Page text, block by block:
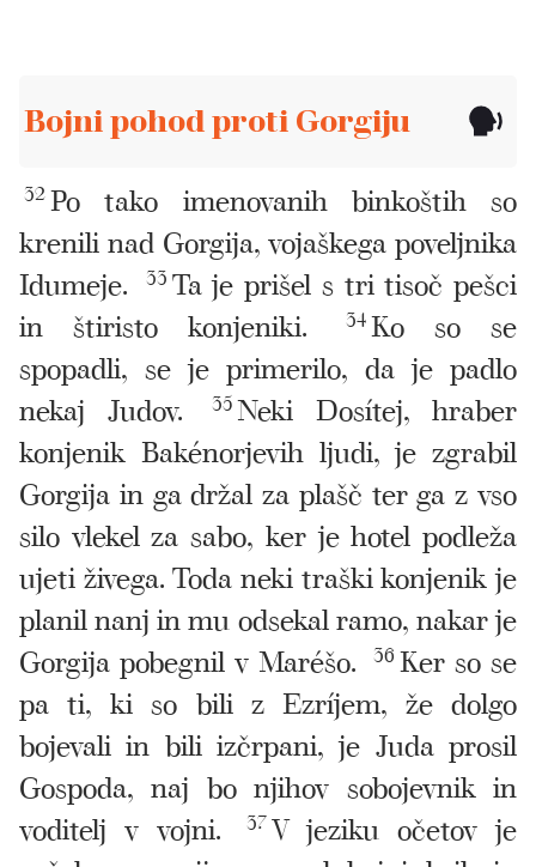
Bojni pohod proti Gorgiju
32Po tako imenovanih binkoštih so
krenili nad Gorgija, vojaškega poveljnika
Idumeje.
33 Ta je prišel s tri tisoč pešci
in štiristo konjeniki.
34Ko so se
spopadli, se je primerilo, da je padlo
nekaj Judov.
35Neki Dosítej, hraber
konjenik Bakénorjevih ljudi, je zgrabil
Gorgija in ga držal za plašč ter ga z vso
silo vlekel za sabo, ker je hotel podleža
ujeti živega. Toda neki traški konjenik je
planil nanj in mu odsekal ramo, nakar je
Gorgija pobegnil v Maréšo.
36 Ker so se
pa ti, ki so bili z Ezríjem, že dolgo
bojevali in bili izčrpani, je Juda prosil
Gospoda, naj bo njihov sobojevnik in
voditelj v vojni.
37V jeziku očetov je